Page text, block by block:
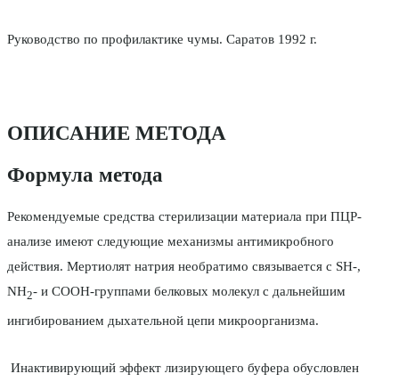
Руководство по профилактике чумы. Саратов 1992 г.
ОПИСАНИЕ МЕТОДА
Формула метода
Рекомендуемые средства стерилизации материала при ПЦР-
анализе имеют следующие механизмы антимикробного
действия. Мертиолят натрия необратимо связывается с SH-,
NH2- и COOH-группами белковых молекул с дальнейшим
ингибированием дыхательной цепи микроорганизма.
Инактивирующий эффект лизирующего буфера обусловлен